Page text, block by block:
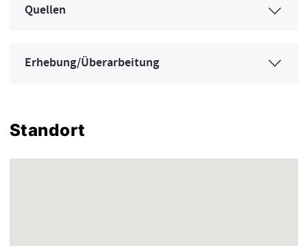
Quellen
Erhebung/Überarbeitung
Standort